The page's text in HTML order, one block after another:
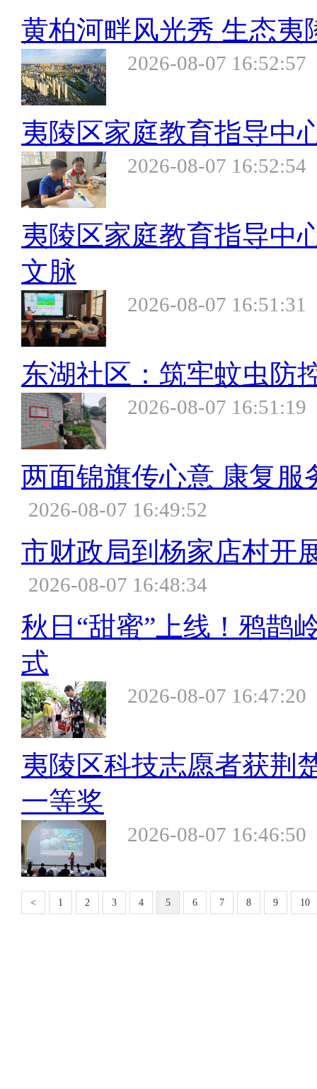
黄柏河畔风光秀 生态夷
2026-08-07 16:52:57
夷陵区家庭教育指导中
2026-08-07 16:52:54
夷陵区家庭教育指导中
文脉
2026-08-07 16:51:31
东湖社区：筑牢蚊虫防
2026-08-07 16:51:19
两面锦旗传心意 康复服
2026-08-07 16:49:52
市财政局到杨家店村开
2026-08-07 16:48:34
秋日“甜蜜”上线！鸦鹊
式
2026-08-07 16:47:20
夷陵区科技志愿者获荆
一等奖
2026-08-07 16:46:50
< 1 2 3 4 5 6 7 8 9 10